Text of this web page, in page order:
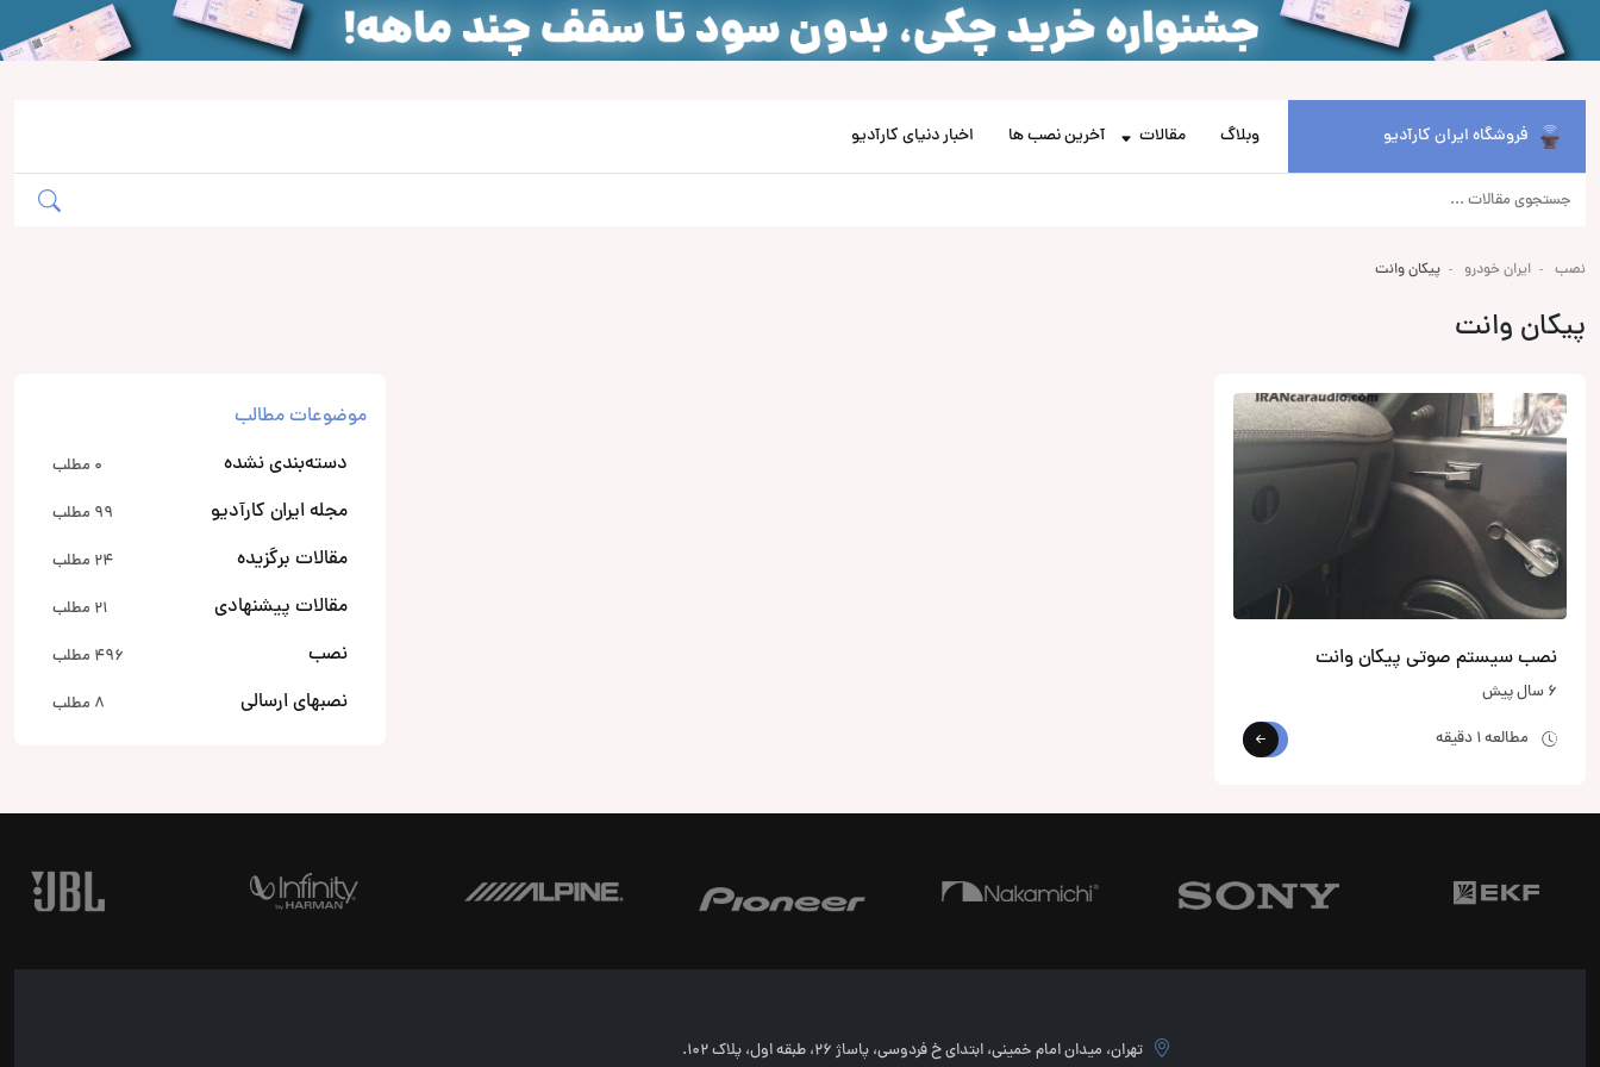
فروشگاه ایران کارآدیو وبلاگ مقالات آخرین نصب‌ ها اخبار دنیای کارآدیو
نصب ایران خودرو پیکان وانت
پیکان وانت
نصب سیستم صوتی پیکان وانت
6 سال پیش
مطالعه 1 دقیقه
موضوعات مطالب
دسته‌بندی نشده
0 مطلب
مجله ایران کارآدیو 99 مطلب
مقالات برگزیده 24 مطلب
مقالات پیشنهادی 21 مطلب
نصب 496 مطلب
نصبهای ارسالی 8 مطلب
تهران، میدان امام خمینی، ابتدای خ فردوسی، پاساژ 26، طبقه اول، پلاک 102.